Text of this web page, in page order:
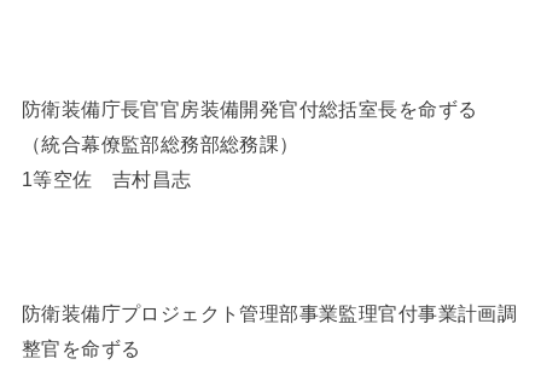
防衛装備庁長官官房装備開発官付総括室長を命ずる
（統合幕僚監部総務部総務課）
1等空佐 吉村昌志
防衛装備庁プロジェクト管理部事業監理官付事業計画調
整官を命ずる